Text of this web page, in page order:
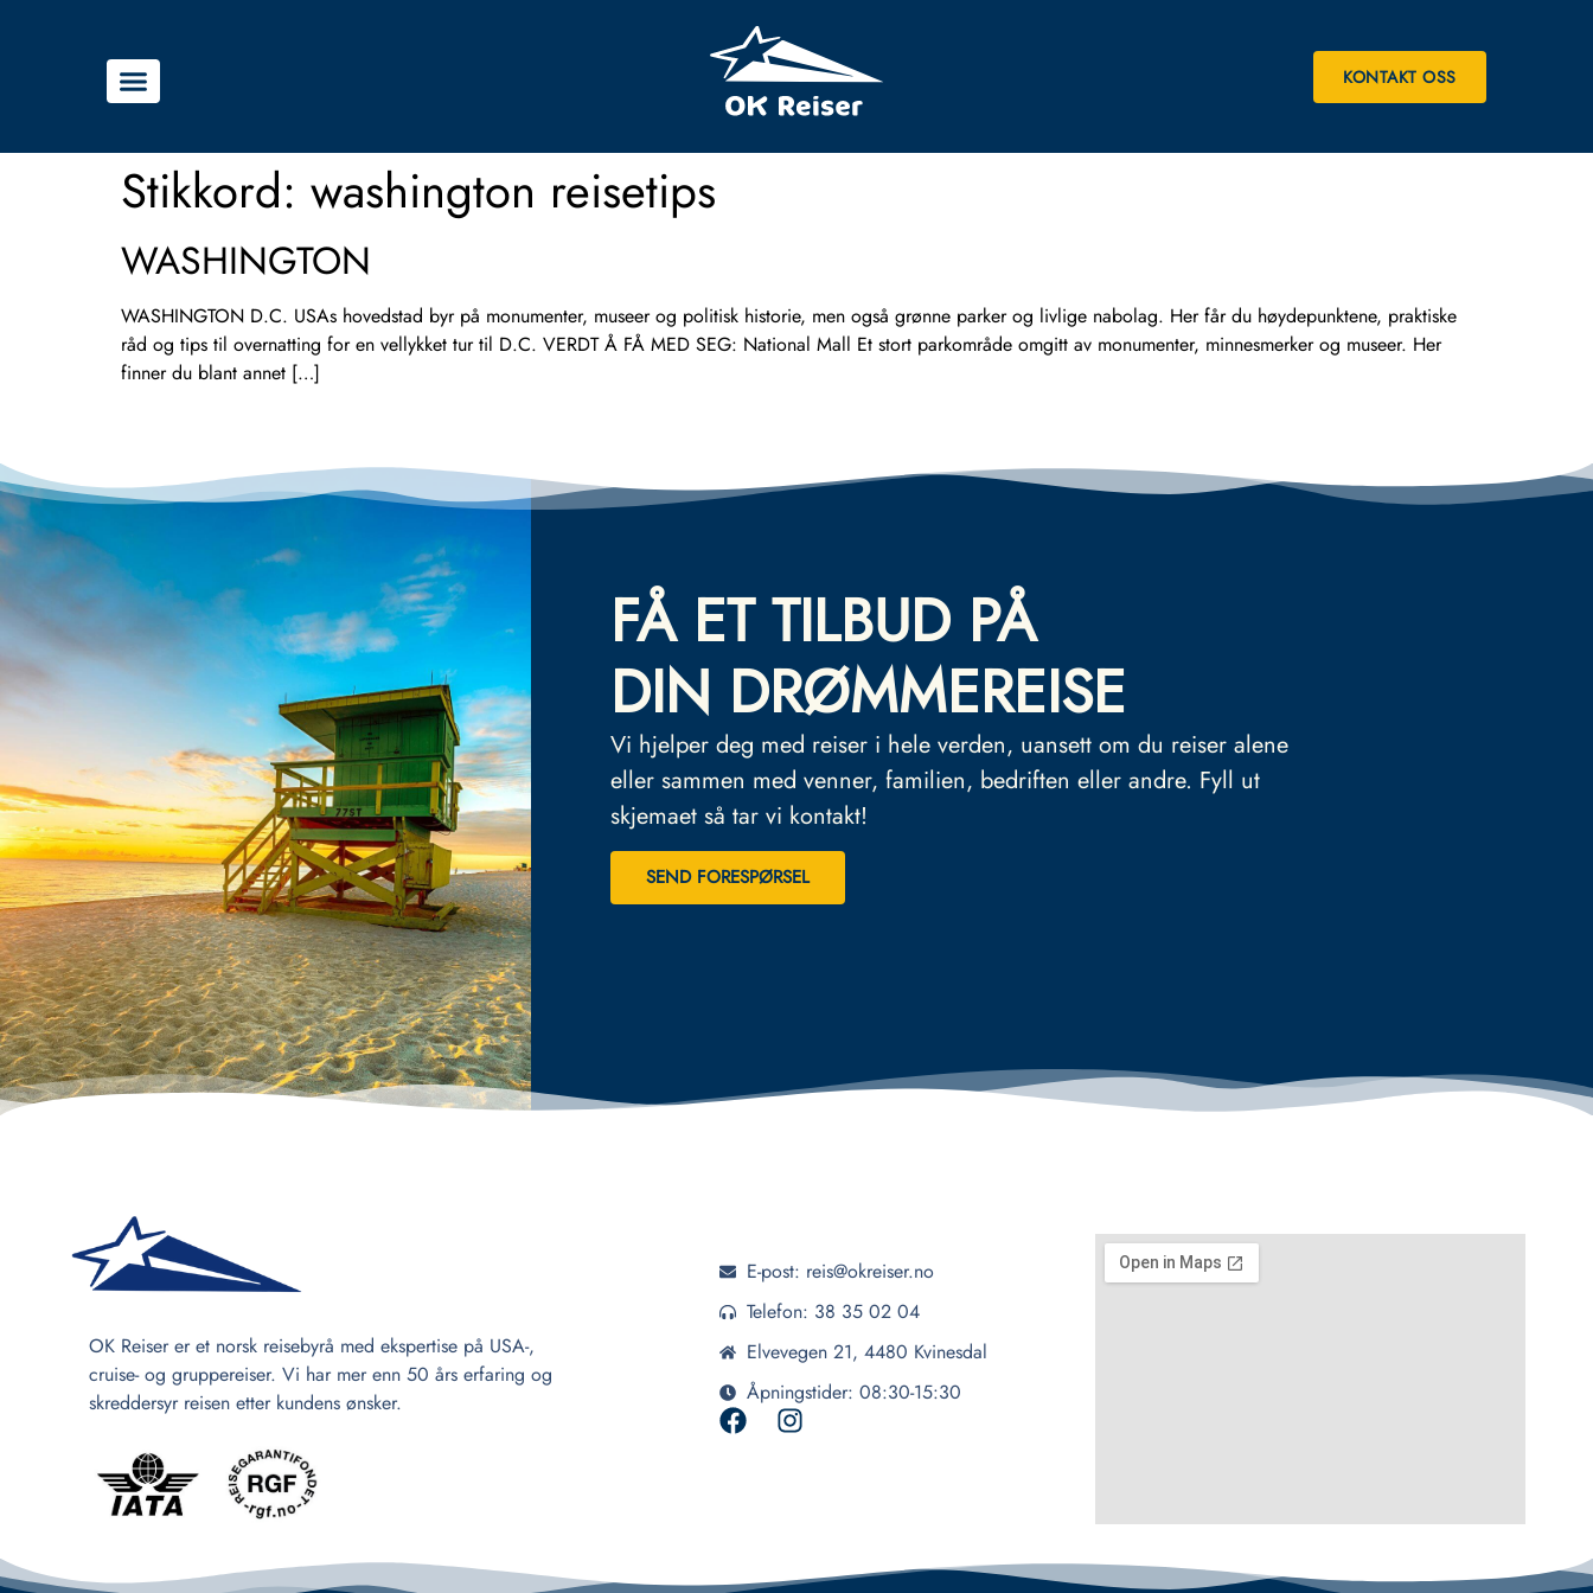
KONTAKT OSS
Stikkord: washington reisetips
WASHINGTON
WASHINGTON D.C. USAs hovedstad byr på monumenter, museer og politisk historie, men også grønne parker og livlige nabolag. Her får du høydepunktene, praktiske
råd og tips til overnatting for en vellykket tur til D.C. VERDT Å FÅ MED SEG: National Mall Et stort parkområde omgitt av monumenter, minnesmerker og museer. Her
finner du blant annet […]
FÅ ET TILBUD PÅ
DIN DRØMMEREISE
Vi hjelper deg med reiser i hele verden, uansett om du reiser alene
eller sammen med venner, familien, bedriften eller andre. Fyll ut
skjemaet så tar vi kontakt!
SEND FORESPØRSEL
OK Reiser er et norsk reisebyrå med ekspertise på USA-,
cruise- og gruppereiser. Vi har mer enn 50 års erfaring og
skreddersyr reisen etter kundens ønsker.
E-post: reis@okreiser.no
Telefon: 38 35 02 04
Elvevegen 21, 4480 Kvinesdal
Åpningstider: 08:30-15:30